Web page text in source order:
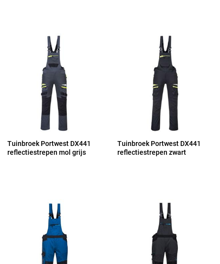
Tuinbroek Portwest DX441
reflectiestrepen mol grijs
Tuinbroek Portwest DX441
reflectiestrepen zwart